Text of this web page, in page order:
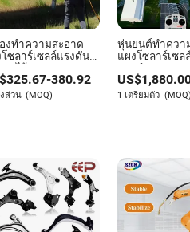
Reid
ขียน
ระสบการณ์มากมายใน
องจักรกล ความเชี่ยวชาญ
วนอะไหล่และให้บริการ
กรณ์การผลิต
งทำความสะอาด
ซลาร์เซลล์แรงดัน
บบไร้สาย แปรง
วามสะอาดแผงโซ
ซลล์ อุปกรณ์
วามสะอาดพร้อมเสา
325.67-380.92
ส่วน (MOQ)
หุ่นยนต์ทำควา
แผงโซลาร์เซ
การทำความส
ประจำวันของ
ลาร์ เครื่องจัก
US$
1 เตรียมตัว